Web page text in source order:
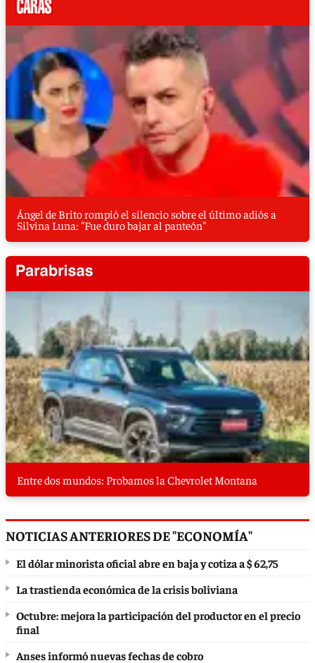
Ángel de Brito rompió el silencio sobre el último adiós a
Silvina Luna: "Fue duro bajar al panteón"
Entre dos mundos: Probamos la Chevrolet Montana
NOTICIAS ANTERIORES DE "ECONOMÍA"
El dólar minorista oficial abre en baja y cotiza a $ 62,75
La trastienda económica de la crisis boliviana
Octubre: mejora la participación del productor en el precio
final
Anses informó nuevas fechas de cobro